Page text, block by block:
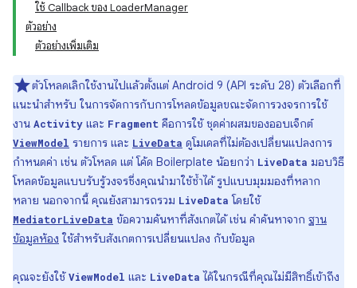
ใช้ Callback ของ LoaderManager
ตัวอย่าง
ตัวอย่างเพิ่มเติม
ตัวโหลดเลิกใช้งานไปแล้วตั้งแต่ Android 9 (API ระดับ 28) ตัวเลือกที่
แนะนำสำหรับ ในการจัดการกับการโหลดข้อมูลขณะจัดการวงจรการใช้
งาน Activity และ Fragment คือการใช้ ชุดค่าผสมของออบเจ็กต์
ViewModel รายการ และ LiveData ดูโมเดลที่ไม่ต้องเปลี่ยนแปลงการ
กำหนดค่า เช่น ตัวโหลด แต่ โค้ด Boilerplate น้อยกว่า LiveData มอบวิธี
โหลดข้อมูลแบบรับรู้วงจรซึ่งคุณนำมาใช้ซ้ำได้ รูปแบบมุมมองที่หลาก
หลาย นอกจากนี้ คุณยังสามารถรวม LiveData โดยใช้
MediatorLiveData ข้อความค้นหาที่สังเกตได้ เช่น คำค้นหาจาก ฐาน
ข้อมูลห้อง ใช้สำหรับสังเกตการเปลี่ยนแปลง กับข้อมูล
คุณจะยังใช้ViewModel และ LiveData ได้ในกรณีที่คุณไม่มีสิทธิ์เข้าถึง